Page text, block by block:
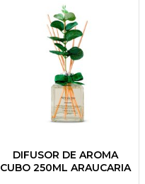
DIFUSOR DE AROMA
CUBO 250ML ARAUCARIA